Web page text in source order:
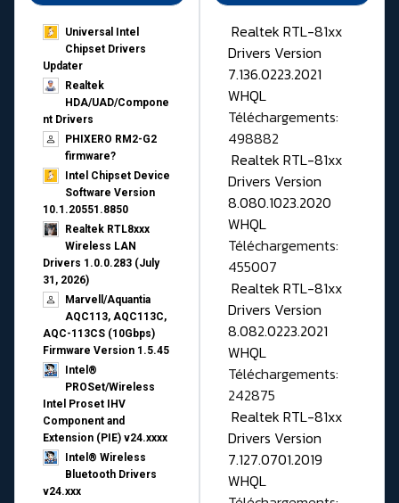
Universal Intel
Chipset Drivers
Updater​
Realtek
HDA/UAD/Compone
nt Drivers
PHIXERO RM2-G2
firmware?
Intel Chipset Device
Software Version
10.1.20551.8850
Realtek RTL8xxx
Wireless LAN
Drivers 1.0.0.283 (July
31, 2026)
Marvell/Aquantia
AQC113, AQC113C,
AQC-113CS (10Gbps)
Firmware Version 1.5.45
Intel®
PROSet/Wireless
Intel Proset IHV
Component and
Extension (PIE) v24.xxxx
Intel® Wireless
Bluetooth Drivers
v24.xxx
Realtek RTL-81xx
Drivers Version
7.136.0223.2021
WHQL
Téléchargements:
498882
Realtek RTL-81xx
Drivers Version
8.080.1023.2020
WHQL
Téléchargements:
455007
Realtek RTL-81xx
Drivers Version
8.082.0223.2021
WHQL
Téléchargements:
242875
Realtek RTL-81xx
Drivers Version
7.127.0701.2019
WHQL